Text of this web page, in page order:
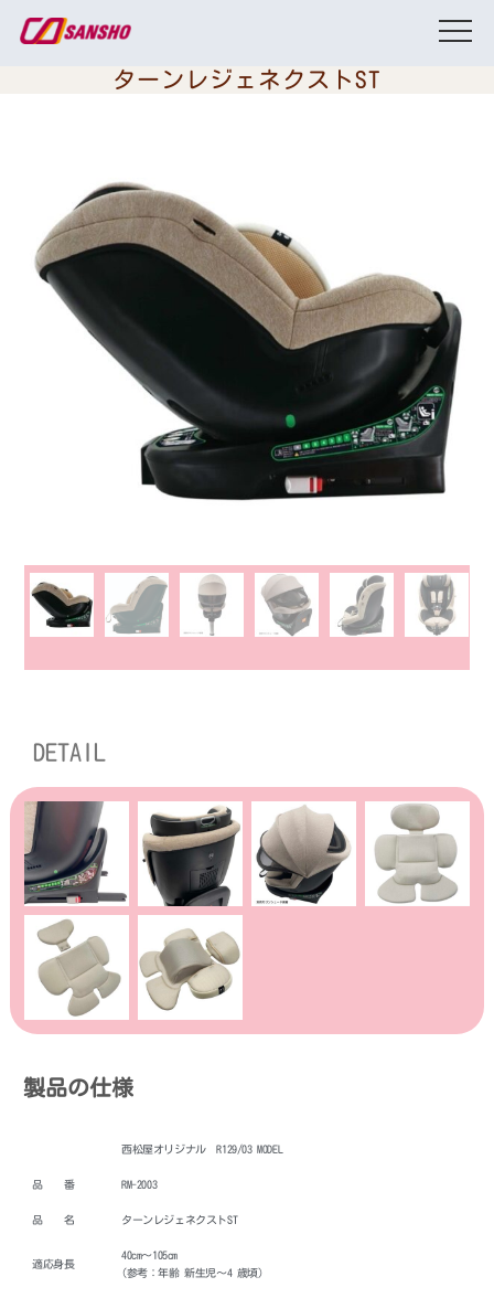
ターンレジェネクストST
DETAIL
製品の仕様
西松屋オリジナル R129/03 MODEL
品 番 RM-2003
品 名 ターンレジェネクストST
適応身長
40cm～105cm
(参考：年齢 新生児～4 歳頃)